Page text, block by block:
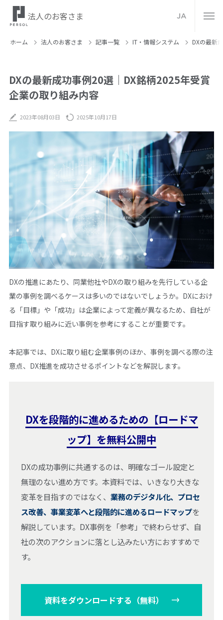
法人のお客さま JA
ホーム 法人のお客さま 記事⼀覧 IT・情報システム DXの最新
DXの最新成功事例20選｜DX銘柄2025年受賞
企業の取り組み内容
2023年08月03日 2025年10月17日
DXの推進にあたり、同業他社やDXの取り組みを先行している企
業の事例を調べるケースは多いのではないでしょうか。DXにおけ
る「目標」や「成功」は企業によって定義が異なるため、自社が
目指す取り組みに近い事例を参考にすることが重要です。
本記事では、DXに取り組む企業事例のほか、事例を調べる際の注
意点、DX推進を成功させるポイントなどを解説します。
DXを段階的に進めるための【ロードマ
ップ】を無料公開中
DXの成功事例に共通するのは、明確なゴール設定と
無理のない進め方です。本資料では、いきなり大きな
変革を目指すのではなく、 業務のデジタル化、プロセ
ス改善、事業変革へと段階的に進めるロードマップを
解説しています。DX事例を「参考」で終わらせず、自
社の次のアクションに落とし込みたい方におすすめで
す。
資料をダウンロードする（無料）